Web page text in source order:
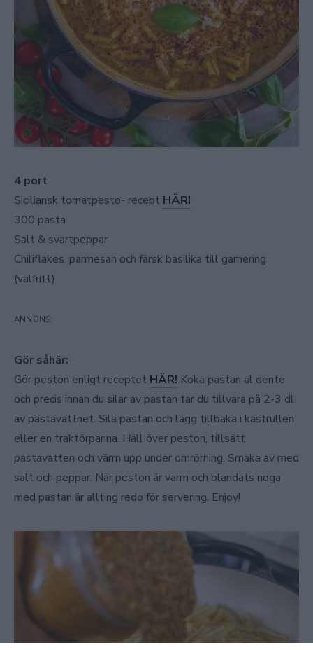
4 port
Siciliansk tomatpesto- recept HÄR!
300 pasta
Salt & svartpeppar
Chiliflakes, parmesan och färsk basilika till garnering
(valfritt)
Gör såhär:
Gör peston enligt receptet HÄR! Koka pastan al dente
och precis innan du silar av pastan tar du tillvara på 2-3 dl
av pastavattnet. Sila pastan och lägg tillbaka i kastrullen
eller en traktörpanna. Häll över peston, tillsätt
pastavatten och värm upp under omrörning. Smaka av med
salt och peppar. När peston är varm och blandats noga
med pastan är allting redo för servering. Enjoy!